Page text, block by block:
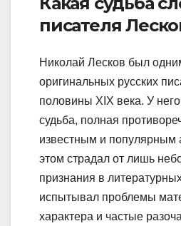
писателя
Николай Лесков был
оригинальных русских
половины XIX века. У
судьба, полная
известным и популярным
этом страдал от лишь
признания в
испытывал проблемы
характера и частые